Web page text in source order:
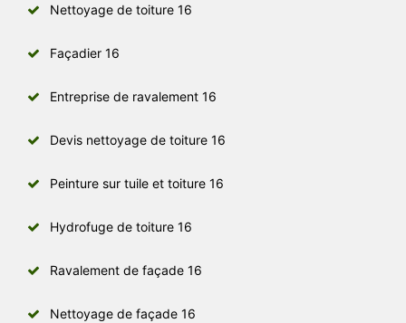
Nettoyage de toiture 16
Façadier 16
Entreprise de ravalement 16
Devis nettoyage de toiture 16
Peinture sur tuile et toiture 16
Hydrofuge de toiture 16
Ravalement de façade 16
Nettoyage de façade 16